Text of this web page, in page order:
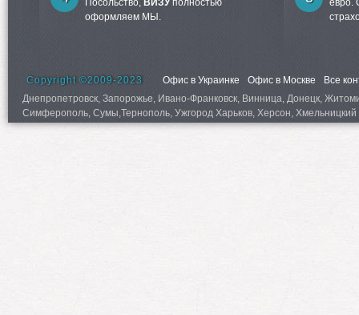
Посольство, ВИЗУ полностью
оформляем МЫ.
евро.
Copyright ©2009-2023 Офис в Украинке Офис в Москве
Все
Днепропетровск, Запорожье, Ивано-Франковск, Винница, Донецк,
Симферополь, Сумы,Тернополь, Ужгород Харьков, Херсон,